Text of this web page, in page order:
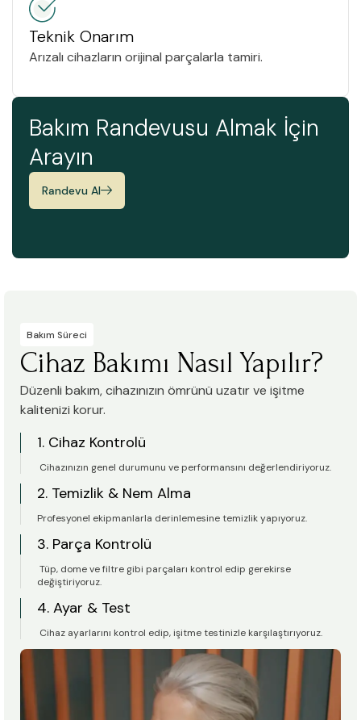
Teknik Onarım
Arızalı cihazların orijinal parçalarla tamiri.
Bakım Randevusu Almak İçin
Arayın
Randevu Al
Bakım Süreci
Cihaz Bakımı Nasıl Yapılır?
Düzenli bakım, cihazınızın ömrünü uzatır ve işitme
kalitenizi korur.
1. Cihaz Kontrolü
Cihazınızın genel durumunu ve performansını değerlendiriyoruz.
2. Temizlik & Nem Alma
Profesyonel ekipmanlarla derinlemesine temizlik yapıyoruz.
3. Parça Kontrolü
Tüp, dome ve filtre gibi parçaları kontrol edip gerekirse
değiştiriyoruz.
4. Ayar & Test
Cihaz ayarlarını kontrol edip, işitme testinizle karşılaştırıyoruz.